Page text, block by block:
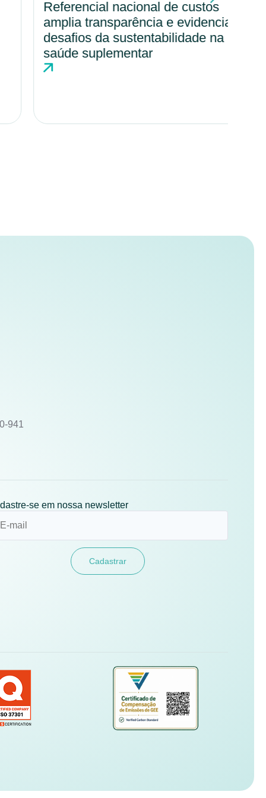
Referencial nacional de custos
amplia transparência e evidencia
desafios da sustentabilidade na
saúde suplementar
941
se em nossa newsletter
Cadastrar